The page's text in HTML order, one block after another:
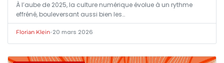
À l’aube de 2025, la culture numérique évolue à un rythme
effréné, bouleversant aussi bien les…
Florian Klein•20 mars 2026